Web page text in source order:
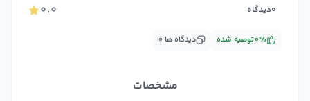
۰.۰
دیدگاه۰
۰ دیدگاه ها توصیه شده۰%
مشخصات